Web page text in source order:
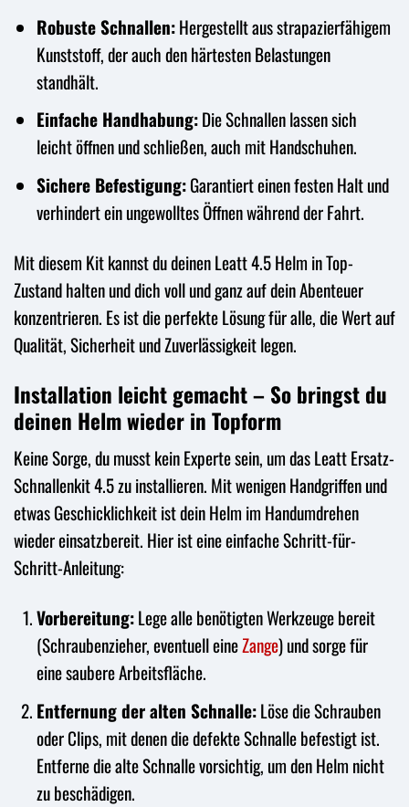
Robuste Schnallen:Hergestellt aus strapazierfähigem
Kunststoff, der auch den härtesten Belastungen
standhält.
Einfache Handhabung:Die Schnallen lassen sich
leicht öffnen und schließen, auch mit Handschuhen.
Sichere Befestigung:Garantiert einen festen Halt und
verhindert ein ungewolltes Öffnen während der Fahrt.
Mit diesem Kit kannst du deinen Leatt 4.5 Helm in Top-
Zustand halten und dich voll und ganz auf dein Abenteuer
konzentrieren. Es ist die perfekte Lösung für alle, die Wert auf
Qualität, Sicherheit und Zuverlässigkeit legen.
Installation leicht gemacht – So bringst du
deinen Helm wieder in Topform
Keine Sorge, du musst kein Experte sein, um das Leatt Ersatz-
Schnallenkit 4.5 zu installieren. Mit wenigen Handgriffen und
etwas Geschicklichkeit ist dein Helm im Handumdrehen
wieder einsatzbereit. Hier ist eine einfache Schritt-für-
Schritt-Anleitung:
Vorbereitung:Lege alle benötigten Werkzeuge bereit
(Schraubenzieher, eventuell eineZange) und sorge für
eine saubere Arbeitsfläche.
Entfernung der alten Schnalle:Löse die Schrauben
oder Clips, mit denen die defekte Schnalle befestigt ist.
Entferne die alte Schnalle vorsichtig, um den Helm nicht
zu beschädigen.